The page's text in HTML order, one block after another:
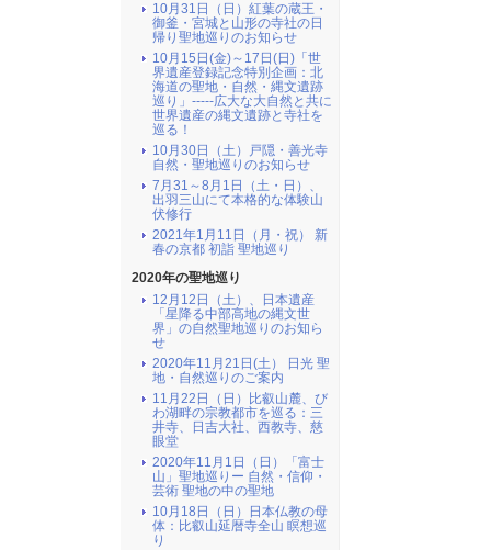
10月31日（日）紅葉の蔵王・
御釜・宮城と山形の寺社の日
帰り聖地巡りのお知らせ
10月15日(金)～17日(日)「世
界遺産登録記念特別企画：北
海道の聖地・自然・縄文遺跡
巡り」-----広大な大自然と共に
世界遺産の縄文遺跡と寺社を
巡る！
10月30日（土）戸隠・善光寺
自然・聖地巡りのお知らせ
7月31～8月1日（土・日）、
出羽三山にて本格的な体験山
伏修行
2021年1月11日（月・祝） 新
春の京都 初詣 聖地巡り
2020年の聖地巡り
12月12日（土）、日本遺産
「星降る中部高地の縄文世
界」の自然聖地巡りのお知ら
せ
2020年11月21日(土） 日光 聖
地・自然巡りのご案内
11月22日（日）比叡山麓、び
わ湖畔の宗教都市を巡る：三
井寺、日吉大社、西教寺、慈
眼堂
2020年11月1日（日）「富士
山」聖地巡りー 自然・信仰・
芸術 聖地の中の聖地
10月18日（日）日本仏教の母
体：比叡山延暦寺全山 瞑想巡
り